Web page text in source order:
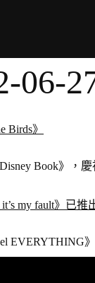
06-
Birds》
Book》，
my fault》已推
EVERYTHING